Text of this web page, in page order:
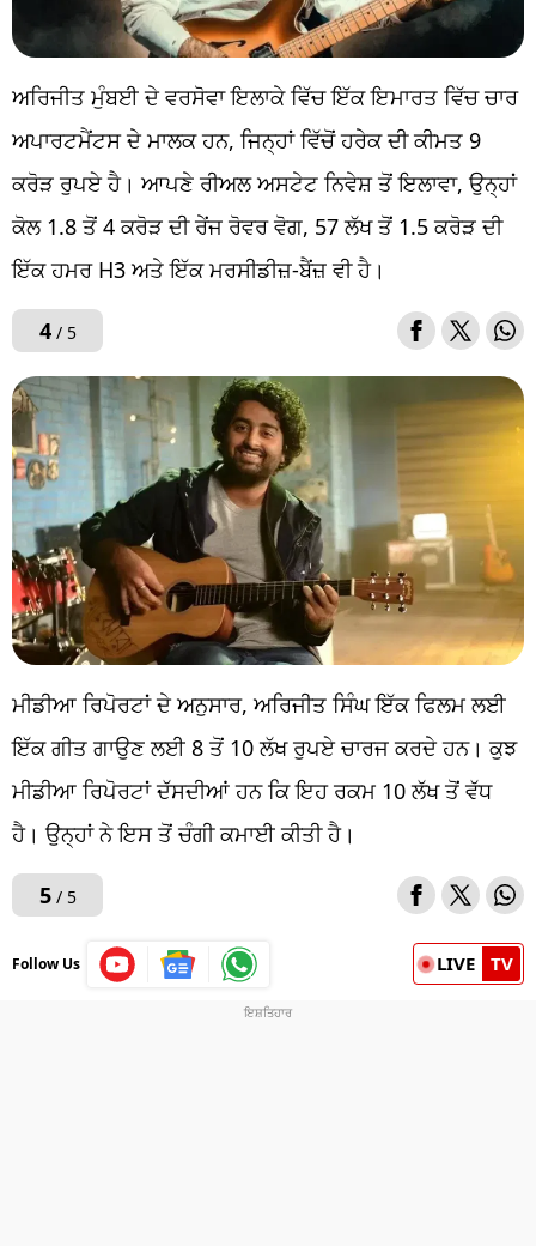
ਅਰਿਜੀਤ ਮੁੰਬਈ ਦੇ ਵਰਸੋਵਾ ਇਲਾਕੇ ਵਿੱਚ ਇੱਕ ਇਮਾਰਤ ਵਿੱਚ ਚਾਰ
ਅਪਾਰਟਮੈਂਟਸ ਦੇ ਮਾਲਕ ਹਨ, ਜਿਨ੍ਹਾਂ ਵਿੱਚੋਂ ਹਰੇਕ ਦੀ ਕੀਮਤ 9
ਕਰੋੜ ਰੁਪਏ ਹੈ। ਆਪਣੇ ਰੀਅਲ ਅਸਟੇਟ ਨਿਵੇਸ਼ ਤੋਂ ਇਲਾਵਾ, ਉਨ੍ਹਾਂ
ਕੋਲ 1.8 ਤੋਂ 4 ਕਰੋੜ ਦੀ ਰੇਂਜ ਰੋਵਰ ਵੋਗ, 57 ਲੱਖ ਤੋਂ 1.5 ਕਰੋੜ ਦੀ
ਇੱਕ ਹਮਰ H3 ਅਤੇ ਇੱਕ ਮਰਸੀਡੀਜ਼-ਬੈਂਜ਼ ਵੀ ਹੈ।
4/ 5
ਮੀਡੀਆ ਰਿਪੋਰਟਾਂ ਦੇ ਅਨੁਸਾਰ, ਅਰਿਜੀਤ ਸਿੰਘ ਇੱਕ ਫਿਲਮ ਲਈ
ਇੱਕ ਗੀਤ ਗਾਉਣ ਲਈ 8 ਤੋਂ 10 ਲੱਖ ਰੁਪਏ ਚਾਰਜ ਕਰਦੇ ਹਨ। ਕੁਝ
ਮੀਡੀਆ ਰਿਪੋਰਟਾਂ ਦੱਸਦੀਆਂ ਹਨ ਕਿ ਇਹ ਰਕਮ 10 ਲੱਖ ਤੋਂ ਵੱਧ
ਹੈ। ਉਨ੍ਹਾਂ ਨੇ ਇਸ ਤੋਂ ਚੰਗੀ ਕਮਾਈ ਕੀਤੀ ਹੈ।
5/ 5
Follow Us LIVE TV